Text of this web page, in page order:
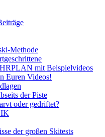
Methode
mit Beispielvideos
Euren Videos!
der Piste
oder gedriftet?
der großen Skitests